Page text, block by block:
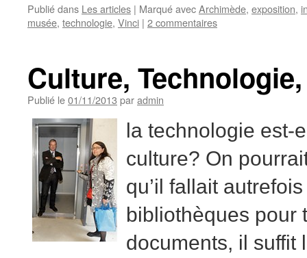
Publié dans Les articles | Marqué avecArchimède, exposition,
musée, technologie, Vinci | 2 commentaires
Culture,
Publié le01/11/2013 paradmin
la technologie est-
culture? On
qu’il fallait
bibliothèques pour
documents, il suffit